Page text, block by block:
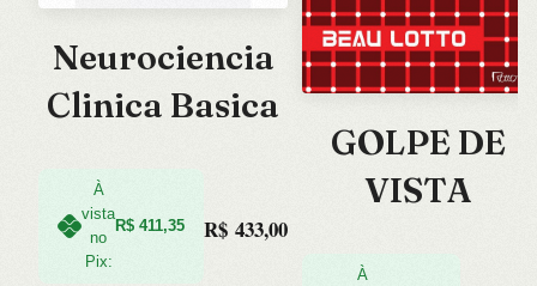
Neurociencia
Clinica Basica
À
vista
no
Pix:
R$ 411,35 R$ 433,00
GOLPE DE
VISTA
À